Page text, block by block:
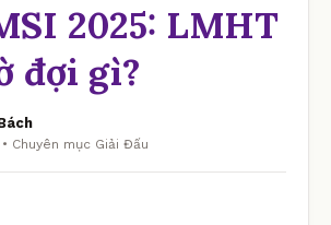
2025: LMHT
đợi gì?
Chuyên mục Giải Đấu